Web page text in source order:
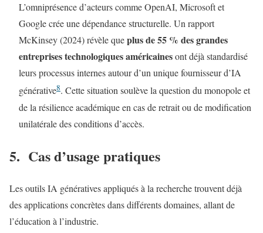
L’omniprésence d’acteurs comme OpenAI, Microsoft et
Google crée une dépendance structurelle. Un rapport
McKinsey (2024) révèle queplus de 55 % des grandes
entreprises technologiques américainesont déjà standardisé
leurs processus internes autour d’un unique fournisseur d’IA
générative8. Cette situation soulève la question du monopole et
de la résilience académique en cas de retrait ou de modification
unilatérale des conditions d’accès.
5. Cas d’usage pratiques
Les outils IA génératives appliqués à la recherche trouvent déjà
des applications concrètes dans différents domaines, allant de
l’éducation à l’industrie.